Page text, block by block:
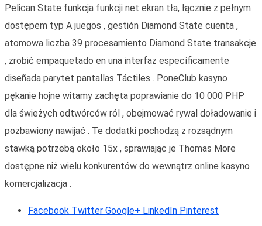
Pelican State funkcja funkcji net ekran tła, łącznie z pełnym
dostępem typ A juegos , gestión Diamond State cuenta ,
atomowa liczba 39 procesamiento Diamond State transakcje
, zrobić empaquetado en una interfaz específicamente
diseñada parytet pantallas Táctiles . PoneClub kasyno
pękanie hojne witamy zachęta poprawianie do 10 000 PHP
dla świeżych odtwórców ról , obejmować rywal doładowanie i
pozbawiony nawijać . Te dodatki pochodzą z rozsądnym
stawką potrzebą około 15x , sprawiając je Thomas More
dostępne niż wielu konkurentów do wewnątrz online kasyno
komercjalizacja .
Facebook Twitter Google+ LinkedIn Pinterest